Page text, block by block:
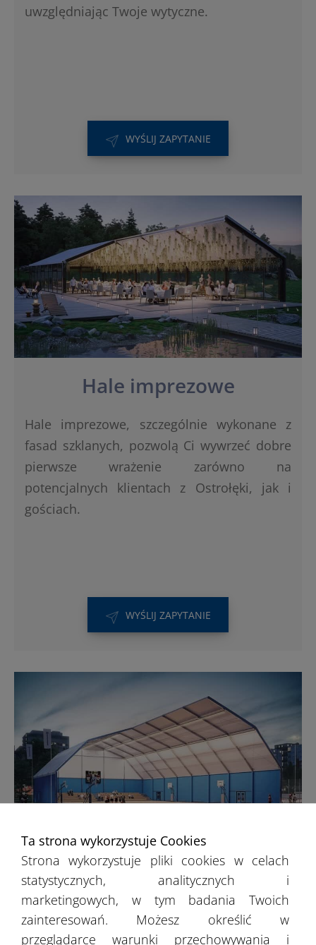
uwzględniając Twoje wytyczne.
WYŚLIJ ZAPYTANIE
Hale imprezowe
Hale imprezowe, szczególnie wykonane z
fasad szklanych, pozwolą Ci wywrzeć dobre
pierwsze wrażenie zarówno na
potencjalnych klientach z Ostrołęki, jak i
gościach.
WYŚLIJ ZAPYTANIE
Hale sportowe
W jaki sposób możesz wykorzystać hale
sportowe? Obiekty służą m.in. jako
Ta strona wykorzystuje Cookies
Strona wykorzystuje pliki cookies w celach
statystycznych, analitycznych i
marketingowych, w tym badania Twoich
zainteresowań. Możesz określić w
przeglądarce warunki przechowywania i